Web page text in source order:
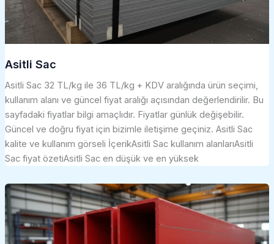
Asitli Sac
Asitli Sac 32 TL/kg ile 36 TL/kg + KDV aralığında ürün seçimi,
kullanım alanı ve güncel fiyat aralığı açısından değerlendirilir. Bu
sayfadaki fiyatlar bilgi amaçlıdır. Fiyatlar günlük değişebilir.
Güncel ve doğru fiyat için bizimle iletişime geçiniz. Asitli Sac
kalite ve kullanım görseli İçerikAsitli Sac kullanım alanlarıAsitli
Sac fiyat özetiAsitli Sac en düşük ve en yüksek